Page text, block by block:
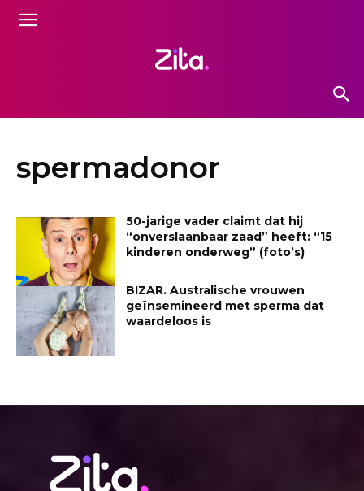
spermadonor
50-jarige vader claimt dat hij
“onverslaanbaar zaad” heeft: “15
kinderen onderweg” (foto’s)
BIZAR. Australische vrouwen
geïnsemineerd met sperma dat
waardeloos is